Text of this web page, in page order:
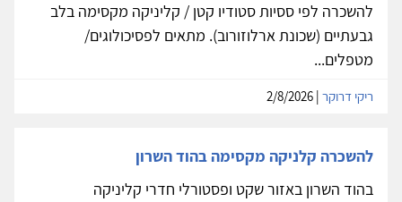
להשכרה לפי ססיות סטודיו קטן / קליניקה מקסימה בלב
גבעתיים (שכונת ארלוזורוב). מתאים לפסיכולוגים/
מטפלים...
ריקי דרוקר
להשכרה קלניקה מקסימה בהוד השרון
בהוד השרון באזור שקט ופסטורלי חדרי קליניקה